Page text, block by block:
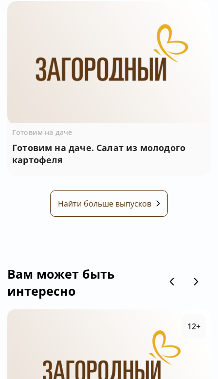
Готовим на даче
Готовим на даче. Салат из молодого
картофеля
Найти больше выпусков
Вам может быть
интересно
12+